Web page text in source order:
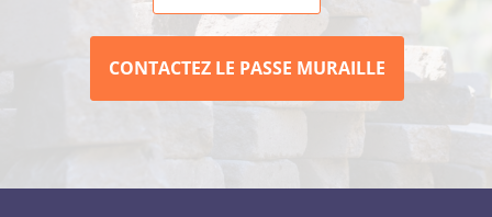
CONTACTEZ LE PASSE MURAILLE